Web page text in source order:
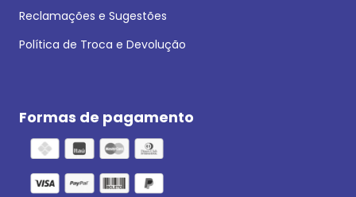
Reclamações e Sugestões
Política de Troca e Devolução
Formas de pagamento